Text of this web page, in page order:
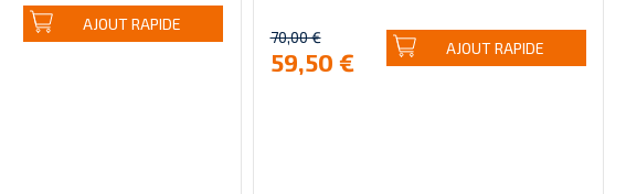
AJOUT RAPIDE
70,00 €
59,50 € AJOUT RAPIDE